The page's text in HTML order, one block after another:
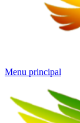
Menu principal